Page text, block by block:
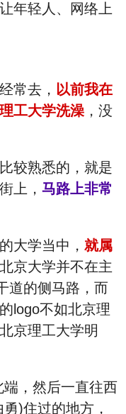
年轻人、网络上
常去， 以前我在
工大学洗澡，没
较熟悉的，就是
上， 马路上非常
大学当中， 就属
京大学并不在主
道的侧马路，而
logo不如北京理
京理工大学明
，然后一直往西
)住过的地方，